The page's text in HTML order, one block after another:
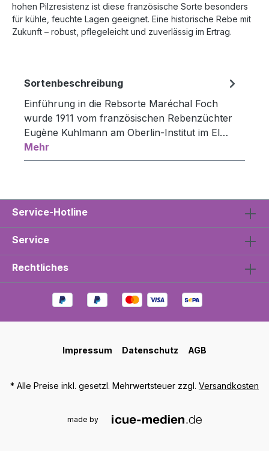
hohen Pilzresistenz ist diese französische Sorte besonders
für kühle, feuchte Lagen geeignet. Eine historische Rebe mit
Zukunft – robust, pflegeleicht und zuverlässig im Ertrag.
Sortenbeschreibung
Einführung in die Rebsorte Maréchal Foch
wurde 1911 vom französischen Rebenzüchter
Eugène Kuhlmann am Oberlin-Institut im El…
Mehr
Service-Hotline
Service
Rechtliches
Impressum Datenschutz AGB
* Alle Preise inkl. gesetzl. Mehrwertsteuer zzgl. Versandkosten
made by